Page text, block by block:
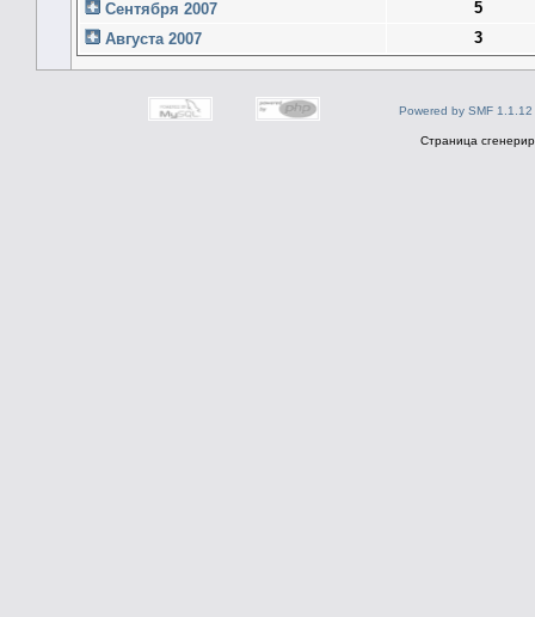
Сентября 2007
5
Августа 2007
3
Powered by SMF 1.1.12
Страница